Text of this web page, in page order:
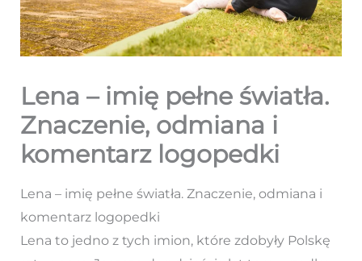
Lena – imię pełne światła.
Znaczenie, odmiana i
komentarz logopedki
Lena – imię pełne światła. Znaczenie, odmiana i
komentarz logopedki
Lena to jedno z tych imion, które zdobyły Polskę